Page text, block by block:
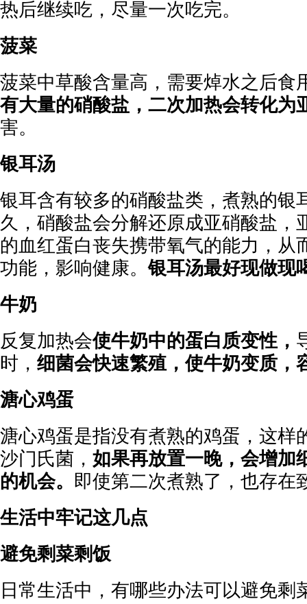
热后继续吃，尽量一次吃完。
菠菜
菠菜中草酸含量高，需要焯水之后食
有大量的硝酸盐，二次加热会转化为
害。
银耳汤
银耳含有较多的硝酸盐类，煮熟的银
久，硝酸盐会分解还原成亚硝酸盐，
的血红蛋白丧失携带氧气的能力，从
功能，影响健康。银耳汤最好现做现
牛奶
反复加热会使牛奶中的蛋白质变性，
时， 细菌会快速繁殖，使牛奶变质，
溏心鸡蛋
溏心鸡蛋是指没有煮熟的鸡蛋，这样
沙门氏菌， 如果再放置一晚，会增加
的机会。 即使第二次煮熟了，也存在
生活中牢记这几点
避免剩菜剩饭
日常生活中，有哪些办法可以避免剩